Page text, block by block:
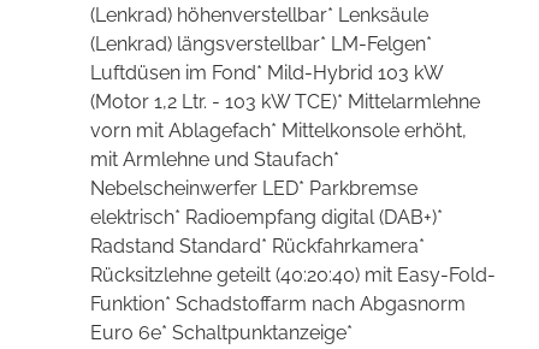
(Lenkrad) höhenverstellbar* Lenksäule
(Lenkrad) längsverstellbar* LM-Felgen*
Luftdüsen im Fond* Mild-Hybrid 103 kW
(Motor 1,2 Ltr. - 103 kW TCE)* Mittelarmlehne
vorn mit Ablagefach* Mittelkonsole erhöht,
mit Armlehne und Staufach*
Nebelscheinwerfer LED* Parkbremse
elektrisch* Radioempfang digital (DAB+)*
Radstand Standard* Rückfahrkamera*
Rücksitzlehne geteilt (40:20:40) mit Easy-Fold-
Funktion* Schadstoffarm nach Abgasnorm
Euro 6e* Schaltpunktanzeige*